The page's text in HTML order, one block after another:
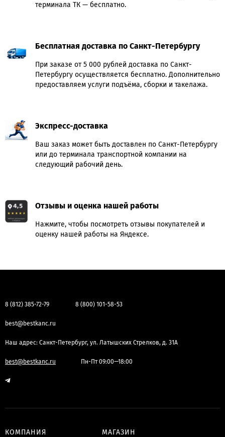
терминала ТК — бесплатно.
Бесплатная доставка по Санкт-Петербургу
При заказе от 5 000 рублей доставка по Санкт-
Петербургу осуществляется бесплатно. Дополнительно
предоставляем услуги подъёма, сборки и такелажа.
Экспресс-доставка
Ваш заказ может быть доставлен по Санкт-Петербургу
или до терминала транспортной компании на
следующий рабочий день.
Отзывы и оценка нашей работы
Нажмите, чтобы посмотреть отзывы покупателей и
оценку нашей работы на Яндексе.
8 (812) 385-72-79 8 (800) 101-58-53
best@bestkanc.ru
Наш адрес: Санкт-Петербург, ул. Латышских Стрелков, д. 31А
best@bestkanc.ru Пн-Пт 09:00—18:00
КОМПАНИЯ МАГАЗИН